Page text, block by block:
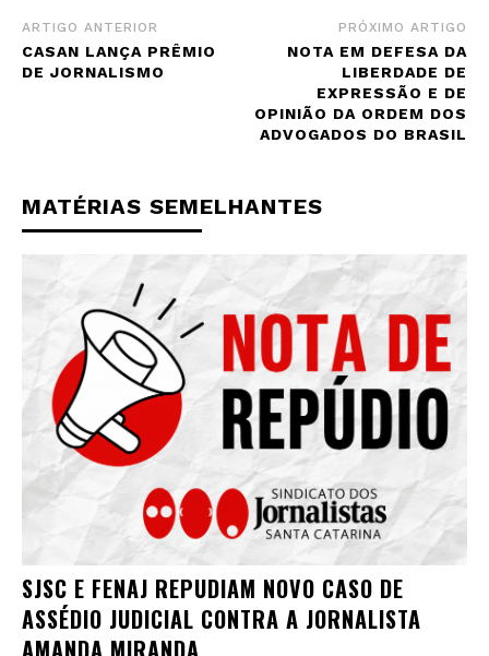
ARTIGO ANTERIOR
CASAN LANÇA PRÊMIO
DE JORNALISMO
PRÓXIMO ARTIGO
NOTA EM DEFESA DA
LIBERDADE DE
EXPRESSÃO E DE
OPINIÃO DA ORDEM DOS
ADVOGADOS DO BRASIL
MATÉRIAS SEMELHANTES
SJSC E FENAJ REPUDIAM NOVO CASO DE
ASSÉDIO JUDICIAL CONTRA A JORNALISTA